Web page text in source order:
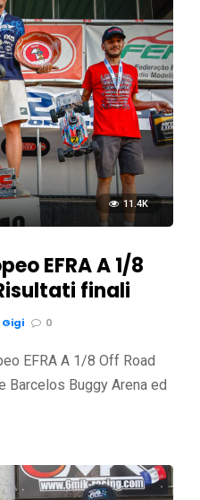
11.4K
EFRA A 1/8
finali
Gigi 0
EFRA A 1/8 Off Road
Barcelos Buggy Arena ed